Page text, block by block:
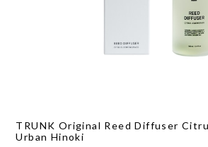
TRUNK Original Reed Diffuser
Urban Hinoki